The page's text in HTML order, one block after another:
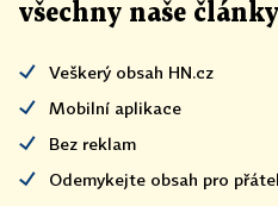
všechny naše články
Veškerý obsah HN.cz
Mobilní aplikace
Bez reklam
Odemykejte obsah pro